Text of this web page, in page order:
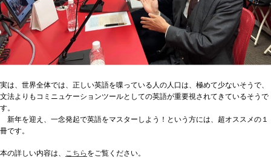
実は、世界全体では、正しい英語を喋っている人の人口は、極めて少ないそうで、
文法よりもコミニュケーションツールとしての英語が重要視されてきているそうで
す。
新年を迎え、一念発起で英語をマスターしよう！という方には、超オススメの１
冊です。
本の詳しい内容は、 こちら をご覧ください。